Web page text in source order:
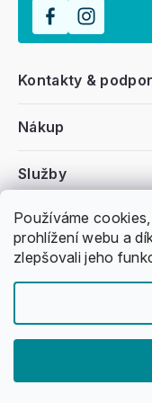
Používáme
prohlížení webu a
zlepšovali jeho
Všeobecné
Nákup
Kontakty &
Služby
Nakódoval Pavel
Vytvořil Shoptet